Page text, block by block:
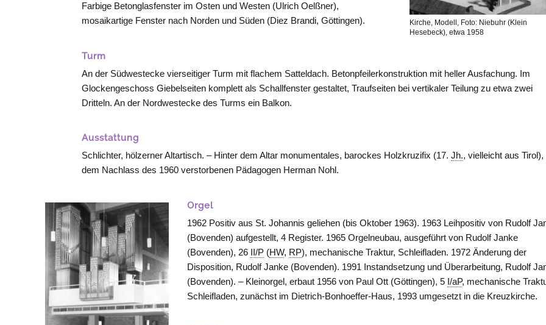
Kirche, Modell, Foto: Niebuhr (Klein
Hesebeck), etwa 1958
Farbige Betonglasfenster im Osten undWesten (Ulrich Oelßner),
mosaikartige Fenster nach Norden und Süden (Diez Brandi, Göttingen).
Turm
An der Südwestecke vierseitiger Turm mit flachem Satteldach. Betonpfeilerkonstruktion mit heller Ausfachung. Im
Glockengeschoss Giebelseiten komplett als Schallfenster gestaltet, Traufseiten bei vertikaler Teilung zu etwa zwei
Dritteln. An der Nordwestecke des Turms ein Balkon.
Ausstattung
Schlichter, hölzerner Altartisch. – Hinter dem Altar monumentales, barockes Holzkruzifix (17.Jh., vielleicht aus Tirol),
dem Nachlass des 1960 verstorbenen Pädagogen Herman Nohl.
Orgel
1962 Positiv aus St. Johannis geliehen (bis Oktober 1963). 1963 Leihpositiv von Rudolf
(Bovenden) aufgestellt, 4 Register. 1965 Orgelneubau, ausgeführt von Rudolf Janke
(Bovenden), 26 II/P (HW, RP), mechanische Traktur, Schleifladen. 1972 Änderung der
Disposition, Rudolf Janke (Bovenden). 1991 Instandsetzung und Überarbeitung, Rudolf
(Bovenden). – Kleinorgel, erbaut 1956 von Paul Ott (Göttingen), 5 I/aP, mechanische
Schleifladen, zunächst im Dietrich-Bonhoeffer-Haus, 1993 umgesetzt in die Kreuzkirche.